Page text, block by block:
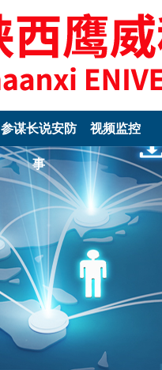
参谋长说安防
事
视频监控